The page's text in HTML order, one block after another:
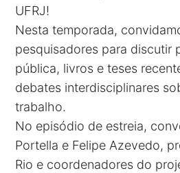
UFRJ!
Nesta temporada,
pesquisadores para discutir
pública, livros e teses
debates interdisciplinares
trabalho.
No episódio de estreia,
Portella e Felipe Azevedo,
Rio e coordenadores do